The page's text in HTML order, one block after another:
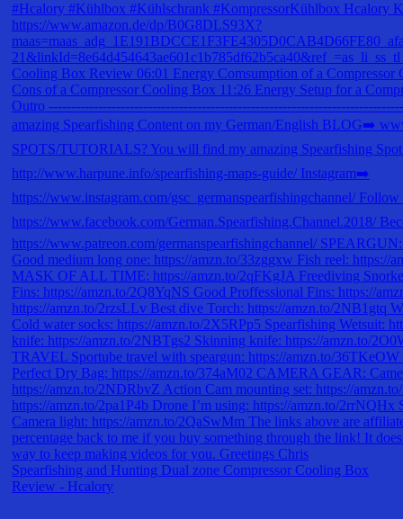
Spearfishing and Hunting Dual zone Compressor Cooling Box
Review - Hcalory